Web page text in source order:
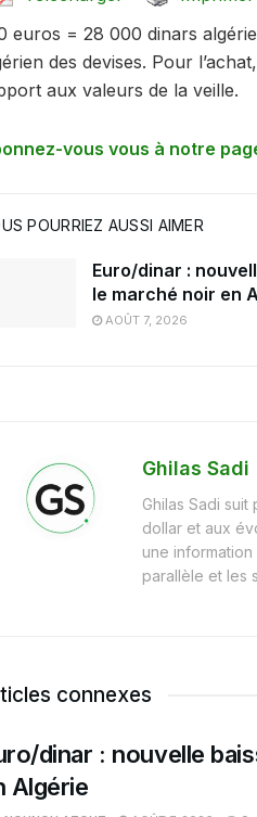
euros = 28 000 dinars
des devises. Pour
aux valeurs de la veille.
vous vous à notre
POURRIEZ AUSSI AIMER
Euro/dinar :
le marché noir en
AOÛT 7, 2026
Ghilas Sadi
Ghilas Sadi suit
dollar et aux
une
parallèle et les
connexes
dinar : nouvelle
Algérie